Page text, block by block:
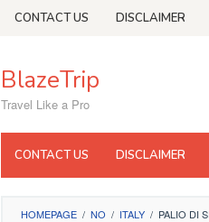
CONTACT US DISCLAIMER
BlazeTrip
Travel Like a Pro
CONTACT US DISCLAIMER
HOMEPAGE / NO / ITALY / PALIO DI